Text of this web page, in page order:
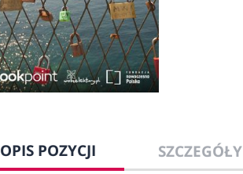
OPIS POZYCJI SZCZEGÓŁY